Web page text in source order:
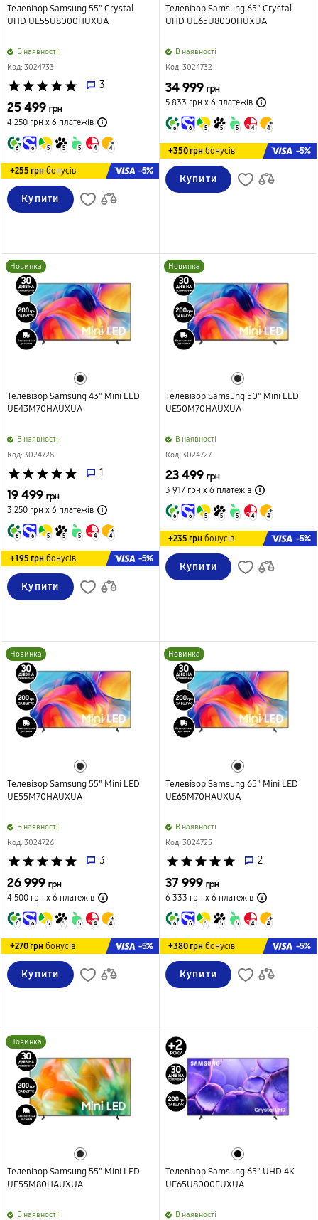
Телевізор Samsung 55" Crystal
UHD UE55U8000HUXUA
B наявності
Код: 3024733
star star star star star 3
25 499 грн
4 250 грн х 6 платежів
6 6 5 5 5 4 4
+255 грн бонусів -5%
Купити
Телевізор Samsung 65" Crystal
UHD UE65U8000HUXUA
B наявності
Код: 3024732
34 999 грн
5 833 грн х 6 платежів
6 6 5 5 5 4 4
+350 грн бонусів -5%
Купити
Новинка
Телевізор Samsung 43" Mini LED
UE43M70HAUXUA
B наявності
Код: 3024728
star star star star star 1
19 499 грн
3 250 грн х 6 платежів
6 6 5 5 5 4 4
+195 грн бонусів -5%
Купити
Новинка
Телевізор Samsung 50" Mini LED
UE50M70HAUXUA
B наявності
Код: 3024727
23 499 грн
3 917 грн х 6 платежів
6 6 5 5 5 4 4
+235 грн бонусів -5%
Купити
Новинка
Телевізор Samsung 55" Mini LED
UE55M70HAUXUA
B наявності
Код: 3024726
star star star star star 3
26 999 грн
4 500 грн х 6 платежів
6 6 5 5 5 4 4
+270 грн бонусів -5%
Купити
Новинка
Телевізор Samsung 65" Mini LED
UE65M70HAUXUA
B наявності
Код: 3024725
star star star star star 2
37 999 грн
6 333 грн х 6 платежів
6 6 5 5 5 4 4
+380 грн бонусів -5%
Купити
Новинка
Телевізор Samsung 55" Mini LED
UE55M80HAUXUA
B наявності
Телевізор Samsung 65" UHD 4K
UE65U8000FUXUA
B наявності